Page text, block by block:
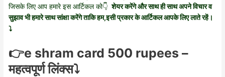
जिसके लिए आप हमारे इस आर्टिकल को👇 शेयर करेंगे और साथ ही साथ अपने विचार व
सुझाव भी हमारे साथ सांक्षा करेंगे ताकि हम,इसी प्रकार के आर्टिकल आपके लिए लाते रहें।
⤵️
👉e shram card 500 rupees –
महत्वपूर्ण लिंक्स⤵️